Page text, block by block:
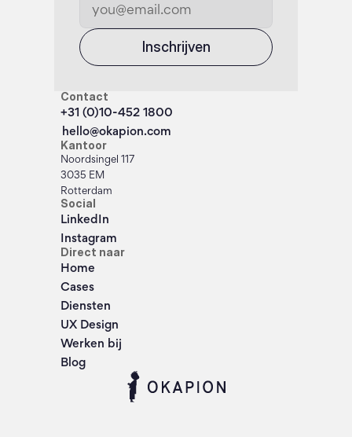
Inschrijven
Contact
+31 (0)10-452 1800
hello@okapion.com
Kantoor
Noordsingel 117
3035 EM
Rotterdam
Social
LinkedIn
Instagram
Direct naar
Home
Cases
Diensten
UX Design
Werken bij
Blog